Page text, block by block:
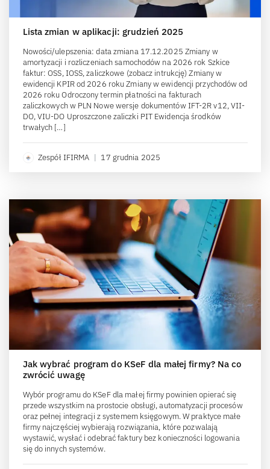
Lista zmian w aplikacji: grudzień 2025
Nowości/ulepszenia: data zmiana 17.12.2025 Zmiany w
amortyzacji i rozliczeniach samochodów na 2026 rok Szkice
faktur: OSS, IOSS, zaliczkowe (zobacz intrukcję) Zmiany w
ewidencji KPIR od 2026 roku Zmiany w ewidencji przychodów od
2026 roku Odroczony termin płatności na fakturach
zaliczkowych w PLN Nowe wersje dokumentów IFT-2R v12, VII-
DO, VIU-DO Uproszczone zaliczki PIT Ewidencja środków
trwałych […]
Zespół IFIRMA | 17 grudnia 2025
Jak wybrać program do KSeF dla małej firmy? Na co
zwrócić uwagę
Wybór programu do KSeF dla małej firmy powinien opierać się
przede wszystkim na prostocie obsługi, automatyzacji procesów
oraz pełnej integracji z systemem księgowym. W praktyce małe
firmy najczęściej wybierają rozwiązania, które pozwalają
wystawić, wysłać i odebrać faktury bez konieczności logowania
się do innych systemów.